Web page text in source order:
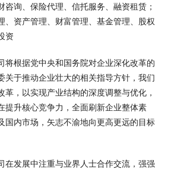
咨询、保险代理、信托服务、融资租赁；
、资产管理、财富管理、基金管理、股权
资
将根据党中央和国务院对企业深化改革的
关于推动企业壮大的相关指导方针，我们
革，以实现产业结构的深度调整与优化，
提升核心竞争力，全面刷新企业整体素
国内市场，矢志不渝地向更高更远的目标
在发展中注重与业界人士合作交流，强强